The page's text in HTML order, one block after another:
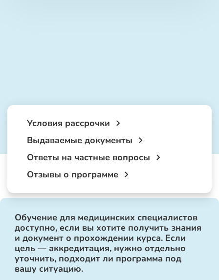
Условия рассрочки
Выдаваемые документы
Ответы на частные вопросы
Отзывы о программе
Обучение для медицинских специалистов
доступно, если вы хотите получить знания
и документ о прохождении курса. Если
цель — аккредитация, нужно отдельно
уточнить, подходит ли программа под
вашу ситуацию.